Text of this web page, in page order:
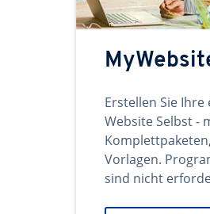
Erstellen Sie
Website Selbst -
Vorlagen.
sind nicht